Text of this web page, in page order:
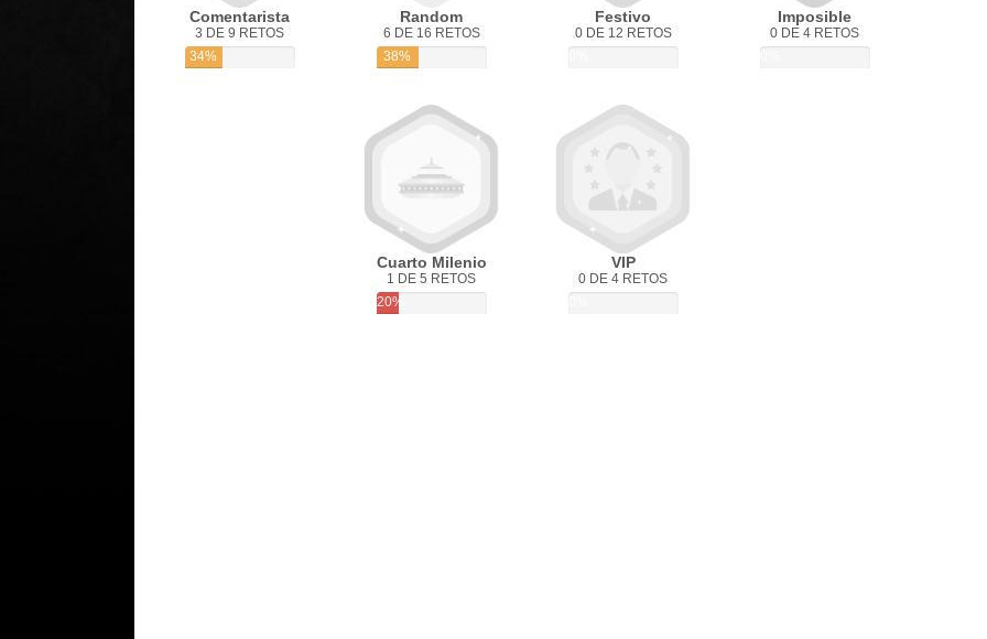
Comentarista
3 DE 9 RETOS
34%
Random
6 DE 16 RETOS
38%
Festivo
0 DE 12 RETOS
Imposible
0 DE 4 RETOS
Cuarto Milenio
1 DE 5 RETOS
20%
VIP
0 DE 4 RETOS